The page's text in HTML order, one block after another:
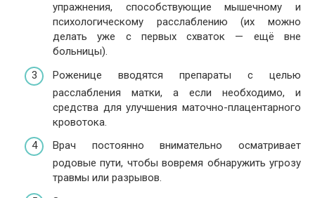
упражнения, способствующие мышечному и
психологическому расслаблению (их можно
делать уже с первых схваток — ещё вне
больницы).
Роженице вводятся препараты с целью
расслабления матки, а если необходимо, и
средства для улучшения маточно-плацентарного
кровотока.
Врач постоянно внимательно осматривает
родовые пути, чтобы вовремя обнаружить угрозу
травмы или разрывов.